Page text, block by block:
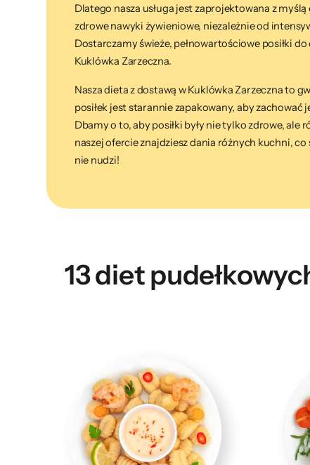
Dlatego nasza usługa jest zaprojektowana z
zdrowe nawyki żywieniowe, niezależnie od
Dostarczamy świeże, pełnowartościowe posiłki
Kuklówka Zarzeczna.
Nasza dieta z dostawą w Kuklówka Zarzeczna to
posiłek jest starannie zapakowany, aby zachować
Dbamy o to, aby posiłki były nie tylko zdrowe, ale
naszej ofercie znajdziesz dania różnych kuchni,
nie nudzi!
13 diet